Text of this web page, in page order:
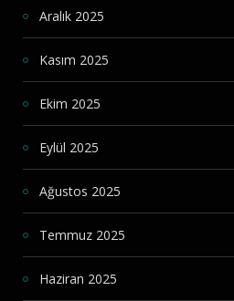
Aralık 2025
Kasım 2025
Ekim 2025
Eylül 2025
Ağustos 2025
Temmuz 2025
Haziran 2025